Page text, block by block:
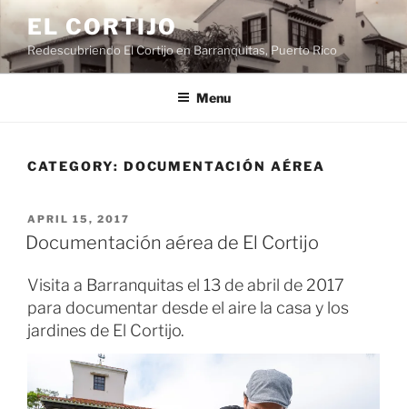
Skip
content
EL CORTIJO
Redescubriendo El Cortijo en Barranquitas, Puerto Rico
Menu
CATEGORY: DOCUMENTACIÓN AÉREA
POSTED
ON
APRIL 15, 2017
Documentación aérea de El Cortijo
Visita a Barranquitas el 13 de abril de 2017
para documentar desde el aire la casa y los
jardines de El Cortijo.